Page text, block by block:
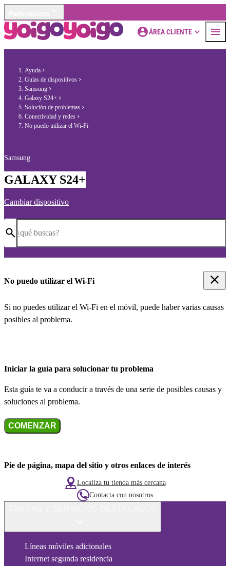
ÁREA CLIENTE
Ayuda
Guías de dispositivos
Samsung
Galaxy S24+
Solución de problemas
Conectividad y redes
No puedo utilizar el Wi-Fi
Samsung
GALAXY S24+
Cambiar dispositivo
¿qué buscas?
No puedo utilizar el Wi-Fi
Si no puedes utilizar el Wi-Fi en el móvil, puede haber varias causas
posibles al problema.
Iniciar la guía para solucionar tu problema
Esta guía te va a conducir a través de una serie de posibles causas y
soluciones al problema.
COMENZAR
Pie de página, mapa del sitio y otros enlaces de interés
Localiza tu tienda más cercana
Contacta con nosotros
Líneas móviles adicionales
Internet segunda residencia